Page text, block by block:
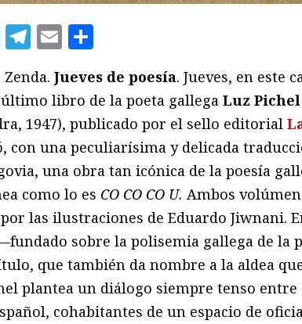
Twitter
Telegram
Email
Jueves de poesía. Jueves, en este
libro de la poeta gallega Luz Pichel
1947), publicado por el sello editorial
con una peculiarísima y delicada
una obra tan icónica de la poesía
como lo es CO CO CO U. Ambos
las ilustraciones de Eduardo Jiwnani.
sobre la polisemia gallega de la
que también da nombre a la aldea
plantea un diálogo siempre tenso entre
cohabitantes de un espacio de